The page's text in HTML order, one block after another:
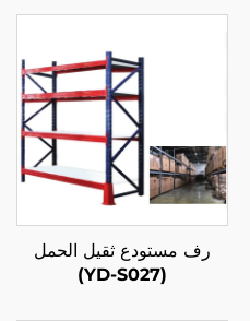
رف مستودع ثقيل الحمل
(YD-S027)